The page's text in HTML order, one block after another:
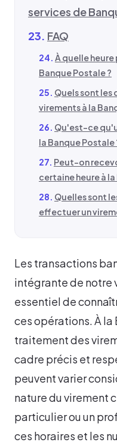
services de
FAQ
À quelle heure
Banque Postale ?
Quels sont
virements à la
Qu'est-ce
la Banque Postale
Peut-on
certaine heure à
Quelles sont
effectuer un
Les transactions
intégrante de notre
essentiel de
ces opérations. À la
traitement des
cadre précis et
peuvent varier
nature du virement
particulier ou un
ces horaires et les